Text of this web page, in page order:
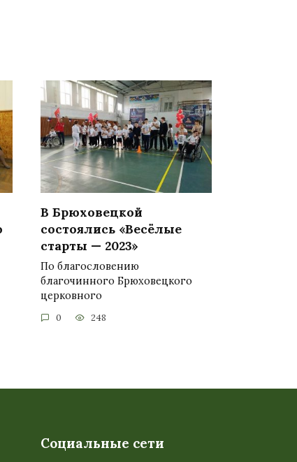
В Брюховецкой
состоялись «Весёлые
старты — 2023»
По благословению
благочинного Брюховецкого
церковного
0 248
Социальные сети